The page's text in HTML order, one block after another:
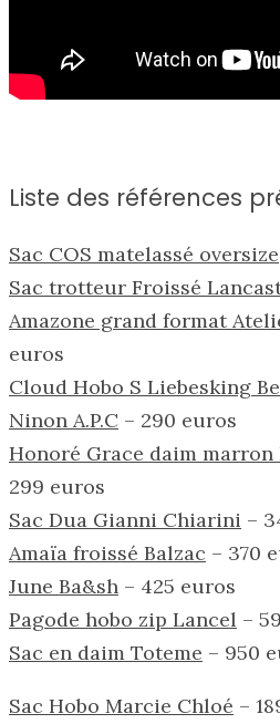
Liste des références
Sac COS matelassé oversize
Sac trotteur Froissé
Amazone grand format
euros
Cloud Hobo S Liebesking
Ninon A.P.C – 290 euros
Honoré Grace daim marron
299 euros
Sac Dua Gianni Chiarini –
Amaïa froissé Balzac – 370
June Ba&sh – 425 euros
Pagode hobo zip Lancel –
Sac en daim Toteme – 950
Sac Hobo Marcie Chloé –